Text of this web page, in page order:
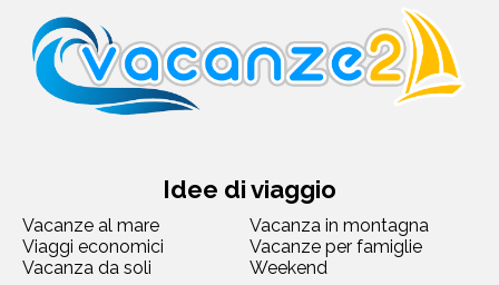
Idee di viaggio
Vacanze al mare
Vacanza in montagna
Viaggi economici
Vacanze per famiglie
Vacanza da soli
Weekend